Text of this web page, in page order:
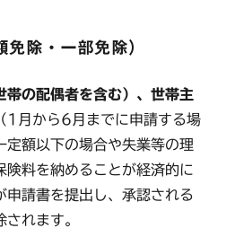
除・一部免除）
帯の配偶者を含む）、世帯主
1月から6月までに申請する場
定額以下の場合や失業等の理
険料を納めることが経済的に
申請書を提出し、承認される
れます。